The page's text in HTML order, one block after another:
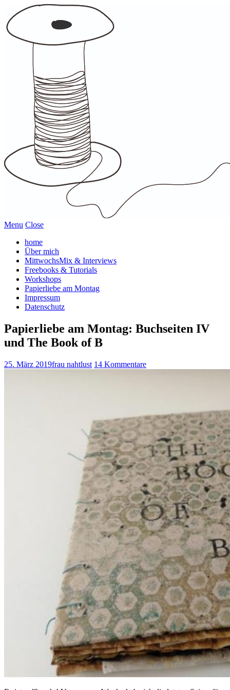
Menu Close
home
Über mich
MittwochsMix & Interviews
Freebooks & Tutorials
Workshops
Papierliebe am Montag
Impressum
Datenschutz
Papierliebe am Montag: Buchseiten IV
und The Book of B
25. März 2019frau nahtlust 14 Kommentare